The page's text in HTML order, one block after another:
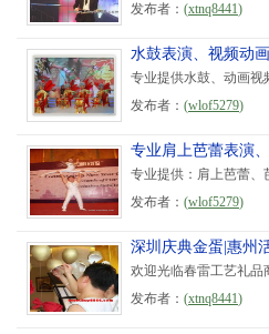
发布者： (xtnq8441)
水鼓表演、视频动
专业提供水鼓、动画视
发布者： (wlof5279)
专业肩上芭蕾表演
专业提供：肩上芭蕾、
发布者： (wlof5279)
深圳庆典金蛋|惠州
欢迎光临春雷工艺礼品
发布者： (xtnq8441)